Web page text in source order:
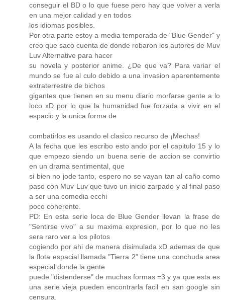
conseguir el BD o lo que fuese pero hay que volver a verla
en una mejor calidad y en todos
los idiomas posibles.
Por otra parte estoy a media temporada de "Blue Gender" y
creo que saco cuenta de donde robaron los autores de Muv
Luv Alternative para hacer
su novela y posterior anime. ¿De que va? Para variar el
mundo se fue al culo debido a una invasion aparentemente
extraterrestre de bichos
gigantes que tienen en su menu diario morfarse gente a lo
loco xD por lo que la humanidad fue forzada a vivir en el
espacio y la unica forma de
combatirlos es usando el clasico recurso de ¡Mechas!
A la fecha que les escribo esto ando por el capitulo 15 y lo
que empezo siendo un buena serie de accion se convirtio
en un drama sentimental, que
si bien no jode tanto, espero no se vayan tan al caño como
paso con Muv Luv que tuvo un inicio zarpado y al final paso
a ser una comedia ecchi
poco coherente.
PD: En esta serie loca de Blue Gender llevan la frase de
"Sentirse vivo" a su maxima expresion, por lo que no les
sera raro ver a los pilotos
cogiendo por ahi de manera disimulada xD ademas de que
la flota espacial llamada "Tierra 2" tiene una conchuda area
especial donde la gente
puede "distenderse" de muchas formas =3 y ya que esta es
una serie vieja pueden encontrarla facil en san google sin
censura.